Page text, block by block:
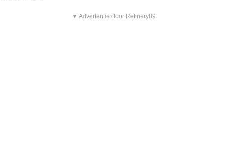
▼ Advertentie door Refinery89